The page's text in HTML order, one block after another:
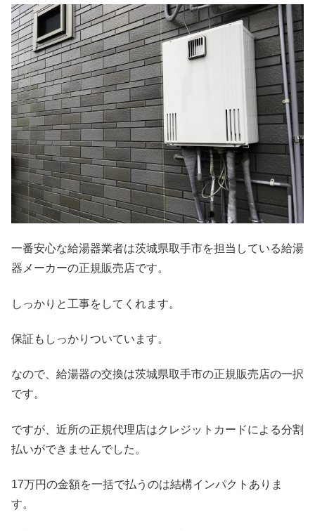
一番安心な給湯器業者は茨城県取手市を担当している給湯
器メーカーの正規販売店です。
しっかりと工事をしてくれます。
保証もしっかりついています。
なので、給湯器の交換は茨城県取手市の正規販売店の一択
です。
ですが、近所の正規代理店はクレジットカードによる分割
払いができませんでした。
17万円の金額を一括で払うのは結構インパクトありま
す。